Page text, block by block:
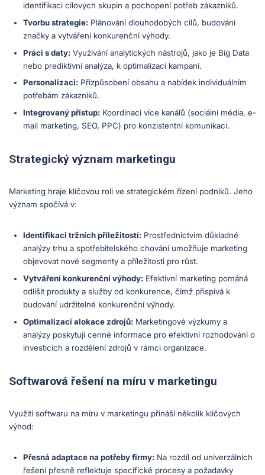
identifikaci cílových skupin a pochopení potřeb zákazníků.
Tvorbu strategie: Plánování dlouhodobých cílů, budování
značky a vytváření konkurenční výhody.
Práci s daty: Využívání analytických nástrojů, jako je Big Data
nebo prediktivní analýza, k optimalizaci kampaní.
Personalizaci: Přizpůsobení obsahu a nabídek individuálním
potřebám zákazníků.
Integrovaný přístup: Koordinaci více kanálů (sociální média, e-
mail marketing, SEO, PPC) pro konzistentní komunikaci.
Strategický význam marketingu
Marketing hraje klíčovou roli ve strategickém řízení podniků. Jeho
význam spočívá v:
Identifikaci tržních příležitostí: Prostřednictvím důkladné
analýzy trhu a spotřebitelského chování umožňuje marketing
objevovat nové segmenty a příležitosti pro růst.
Vytváření konkurenční výhody: Efektivní marketing pomáhá
odlišit produkty a služby od konkurence, čímž přispívá k
budování udržitelné konkurenční výhody.
Optimalizaci alokace zdrojů: Marketingové výzkumy a
analýzy poskytují cenné informace pro efektivní rozhodování o
investicích a rozdělení zdrojů v rámci organizace.
Softwarová řešení na míru v marketingu
Využití softwaru na míru v marketingu přináší několik klíčových
výhod:
Přesná adaptace na potřeby firmy: Na rozdíl od univerzálních
řešení přesně reflektuje specifické procesy a požadavky